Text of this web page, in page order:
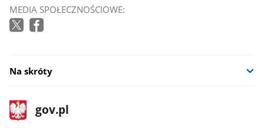
MEDIA SPOŁECZNOŚCIOWE:
Na skróty
stopka
gov.pl
Strona
gov.pl